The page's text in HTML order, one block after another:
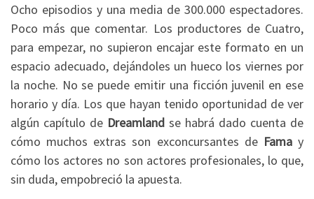
Ocho episodios y una media de 300.000 espectadores.
Poco más que comentar. Los productores de Cuatro,
para empezar, no supieron encajar este formato en un
espacio adecuado, dejándoles un hueco los viernes por
la noche. No se puede emitir una ficción juvenil en ese
horario y día. Los que hayan tenido oportunidad de ver
algún capítulo de Dreamland se habrá dado cuenta de
cómo muchos extras son exconcursantes de Famay
cómo los actores no son actores profesionales, lo que,
sin duda, empobreció la apuesta.